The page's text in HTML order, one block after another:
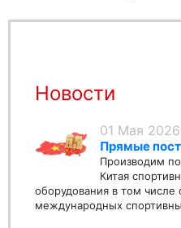
Новости
01 Мая 2026
Прямые
Производим
Китая
оборудования в том числе
международных